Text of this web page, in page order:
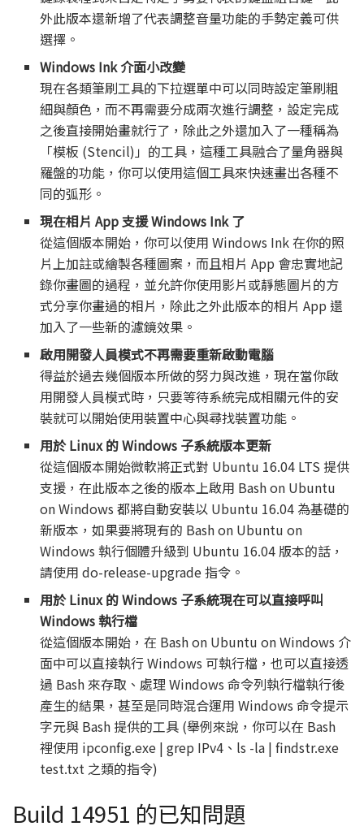
外此版本還新增了代表調整音量功能的手勢定義可供
選擇。
Windows Ink 介面小改變
現在各類筆刷工具的下拉選單中可以同時設定筆刷粗
細與顏色，而不再需要分成兩次進行調整，設定完成
之後直接開始畫就行了，除此之外還加入了一種稱為
「模板 (Stencil)」的工具，這種工具融合了量角器與
羅盤的功能，你可以使用這個工具來快速畫出各種不
同的弧形。
現在相片 App 支援 Windows Ink 了
從這個版本開始，你可以使用 Windows Ink 在你的照
片上加註或繪製各種圖案，而且相片 App 會忠實地記
錄你畫圖的過程，並允許你使用影片或靜態圖片的方
式分享你畫過的相片，除此之外此版本的相片 App 還
加入了一些新的濾鏡效果。
啟用開發人員模式不再需要重新啟動電腦
得益於過去幾個版本所做的努力與改進，現在當你啟
用開發人員模式時，只要等待系統完成相關元件的安
裝就可以開始使用裝置中心與尋找裝置功能。
用於 Linux 的 Windows 子系統版本更新
從這個版本開始微軟將正式對 Ubuntu 16.04 LTS 提供
支援，在此版本之後的版本上啟用 Bash on Ubuntu
on Windows 都將自動安裝以 Ubuntu 16.04 為基礎的
新版本，如果要將現有的 Bash on Ubuntu on
Windows 執行個體升級到 Ubuntu 16.04 版本的話，
請使用 do-release-upgrade 指令。
用於 Linux 的 Windows 子系統現在可以直接呼叫
Windows 執行檔
從這個版本開始，在 Bash on Ubuntu on Windows 介
面中可以直接執行 Windows 可執行檔，也可以直接透
過 Bash 來存取、處理 Windows 命令列執行檔執行後
產生的結果，甚至是同時混合運用 Windows 命令提示
字元與 Bash 提供的工具 (舉例來說，你可以在 Bash
裡使用 ipconfig.exe | grep IPv4、ls -la | findstr.exe
test.txt 之類的指令)
Build 14951 的已知問題